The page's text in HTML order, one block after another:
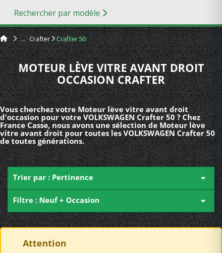
Rechercher par modèle
Crafter Crafter 50
MOTEUR LÈVE VITRE AVANT DROIT
OCCASION CRAFTER
Vous cherchez votre Moteur lève vitre avant droit
d'occasion pour votre VOLKSWAGEN Crafter 50 ? Chez
France Casse, nous avons une sélection de Moteur lève
vitre avant droit pour toutes les VOLKSWAGEN Crafter 50
de toutes générations.
Trier par : Pertinence 
Filtre : Neuf + Occasion 
Attention